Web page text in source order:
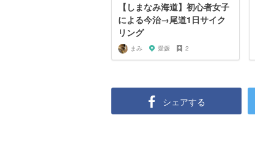
【しまなみ海道】初心者女子
による今治→尾道1日サイク
リング
まみ 愛媛 2
シェアする